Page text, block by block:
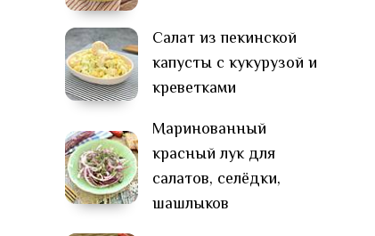
Салат из пекинской
капусты с кукурузой и
креветками
Маринованный
красный лук для
салатов, селёдки,
шашлыков